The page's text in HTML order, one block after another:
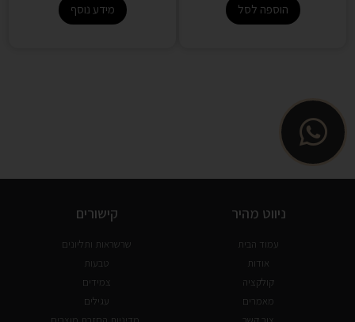
הוספה לסל מידע נוסף
ניווט מהיר
עמוד הבית
אודות
קולקציה
מאמרים
קישורים
שרשראות ותליונים
טבעות
צמידים
עגילים